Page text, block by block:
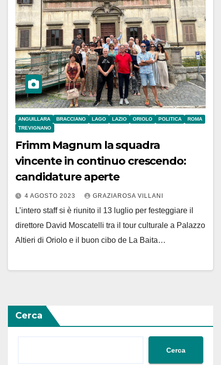
ANGUILLARA BRACCIANO LAGO LAZIO ORIOLO POLITICA
ROMA
TREVIGNANO
Frimm Magnum la squadra
vincente in continuo crescendo:
candidature aperte
4 AGOSTO 2023 GRAZIAROSA VILLANI
L’intero staff si è riunito il 13 luglio per festeggiare il
direttore David Moscatelli tra il tour culturale a Palazzo
Altieri di Oriolo e il buon cibo de La Baita…
Cerca
Cerca